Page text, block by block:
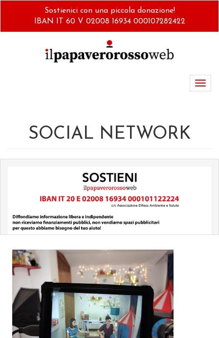
Sostienici con una piccola donazione!
IBAN IT 60 V 02008 16934 000107282422
SOCIAL NETWORK